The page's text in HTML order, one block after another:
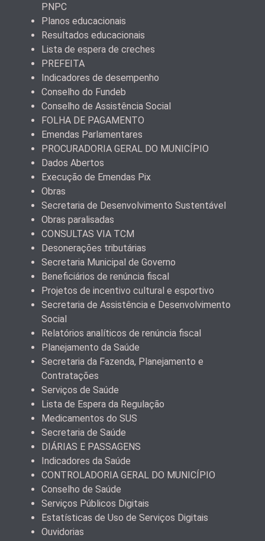
PNPC
Planos educacionais
Resultados educacionais
Lista de espera de creches
PREFEITA
Indicadores de desempenho
Conselho do Fundeb
Conselho de Assistência Social
FOLHA DE PAGAMENTO
Emendas Parlamentares
PROCURADORIA GERAL DO MUNICÍPIO
Dados Abertos
Execução de Emendas Pix
Obras
Secretaria de Desenvolvimento Sustentável
Obras paralisadas
CONSULTAS VIA TCM
Desonerações tributárias
Secretaria Municipal de Governo
Beneficiários de renúncia fiscal
Projetos de incentivo cultural e esportivo
Secretaria de Assistência e Desenvolvimento
Social
Relatórios analíticos de renúncia fiscal
Planejamento da Saúde
Secretaria da Fazenda, Planejamento e
Contratações
Serviços de Saúde
Lista de Espera da Regulação
Medicamentos do SUS
Secretaria de Saúde
DIÁRIAS E PASSAGENS
Indicadores da Saúde
CONTROLADORIA GERAL DO MUNICÍPIO
Conselho de Saúde
Serviços Públicos Digitais
Estatísticas de Uso de Serviços Digitais
Ouvidorias